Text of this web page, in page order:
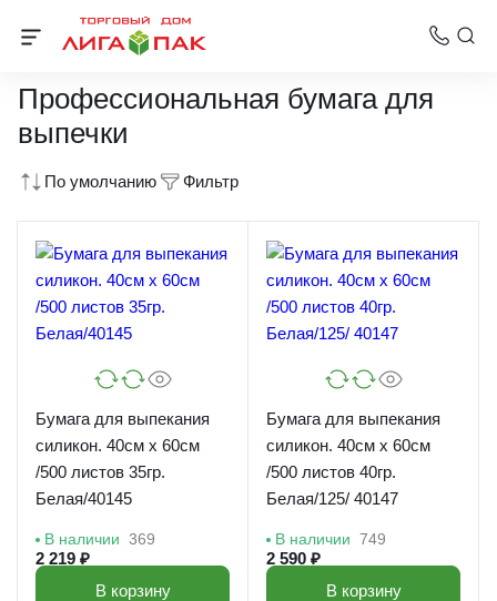
Товары для хранения и приготовления продуктов
Профессиональная бумага для
выпечки
По умолчанию Фильтр
Бумага для выпекания
силикон. 40см х 60см
/500 листов 35гр.
Белая/40145
В наличии 369
2 219 ₽
В корзину
Бумага для выпекания
силикон. 40см х 60см
/500 листов 40гр.
Белая/125/ 40147
В наличии 749
2 590 ₽
В корзину